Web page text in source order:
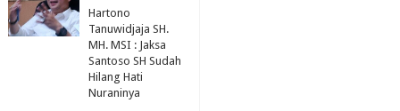
Hartono
Tanuwidjaja SH.
MH. MSI : Jaksa
Santoso SH Sudah
Hilang Hati
Nuraninya